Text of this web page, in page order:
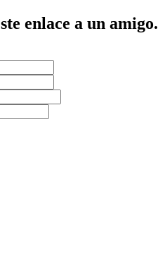
enlace a un amigo.